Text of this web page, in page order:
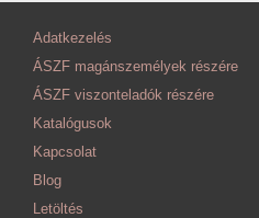
Adatkezelés
ÁSZF magánszemélyek részére
ÁSZF viszonteladók részére
Katalógusok
Kapcsolat
Blog
Letöltés